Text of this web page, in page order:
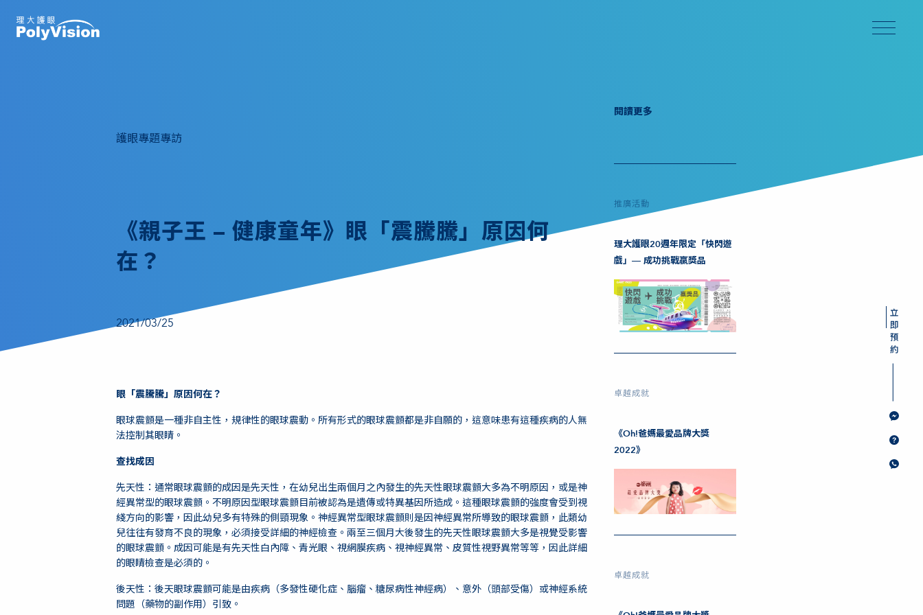
護眼專題專訪
《親子王 – 健康童年》眼「震騰騰」原因何
在？
2021/03/25
眼「震騰騰」原因何在？
眼球震顫是一種非自主性，規律性的眼球震動。所有形式的眼球震顫都是非自願的，這意味患有這種疾病的人無
法控制其眼睛。
查找成因
先天性：通常眼球震顫的成因是先天性，在幼兒出生兩個月之內發生的先天性眼球震顫大多為不明原因，或是神
經異常型的眼球震顫。不明原因型眼球震顫目前被認為是遺傳或特異基因所造成。這種眼球震顫的強度會受到視
綫方向的影響，因此幼兒多有特殊的側頸現象。神經異常型眼球震顫則是因神經異常所導致的眼球震顫，此類幼
兒往往有發育不良的現象，必須接受詳細的神經檢查。兩至三個月大後發生的先天性眼球震顫大多是視覺受影響
的眼球震顫。成因可能是有先天性白內障、青光眼、視網膜疾病、視神經異常、皮質性視野異常等等，因此詳細
的眼睛檢查是必須的。
後天性：後天眼球震顫可能是由疾病（多發性硬化症、腦瘤、糖尿病性神經病）、意外（頭部受傷）或神經系統
問題（藥物的副作用）引致。
閱讀更多
推廣活動
理大護眼20週年限定「快閃遊
戲」— 成功挑戰贏獎品
卓越成就
《Oh!爸媽最愛品牌大獎
2022》
卓越成就